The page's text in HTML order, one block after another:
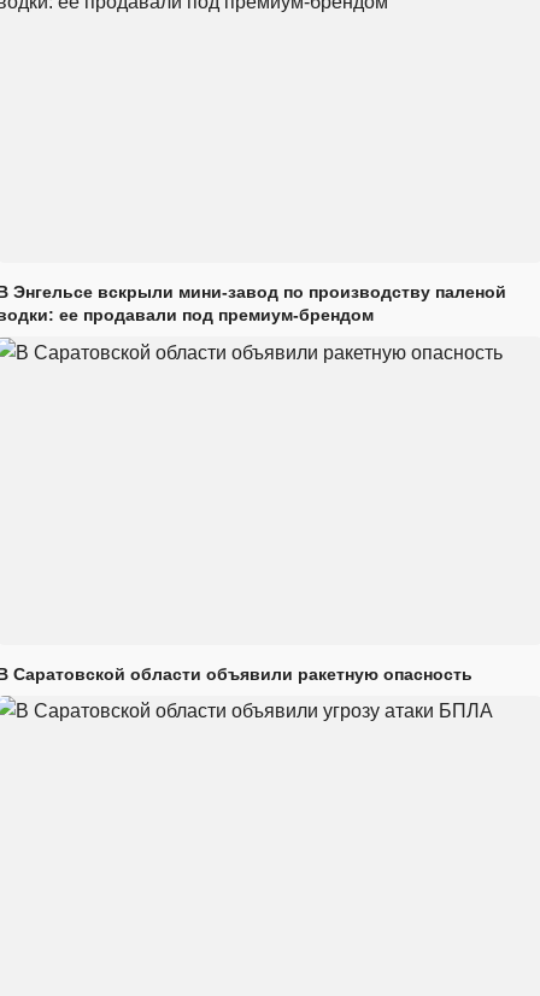
Энгельсе вскрыли мини-завод по производству паленой
ее продавали под премиум-брендом
Саратовской области объявили ракетную опасность